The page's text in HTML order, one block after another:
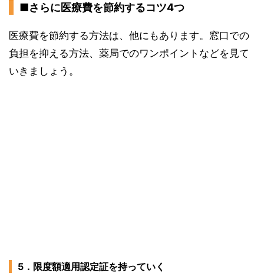
■さらに医療費を節約するコツ4つ
医療費を節約する方法は、他にもあります。窓口での
負担を抑える方法、薬局でのワンポイントなどを見て
いきましょう。
5．限度額適用認定証を持っていく